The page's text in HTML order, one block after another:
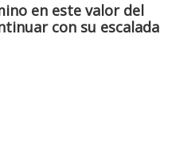
en este valor del
con su escalada